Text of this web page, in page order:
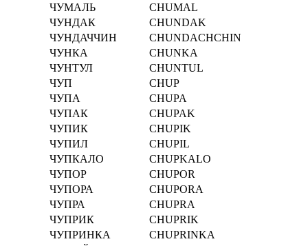
ЧУМАЛЬ
CHUMAL
ЧУНДАК
CHUNDAK
ЧУНДАЧЧИН
CHUNDACHCHIN
ЧУНКА
CHUNKA
ЧУНТУЛ
CHUNTUL
ЧУП
CHUP
ЧУПА
CHUPA
ЧУПАК
CHUPAK
ЧУПИК
CHUPIK
ЧУПИЛ
CHUPIL
ЧУПКАЛО
CHUPKALO
ЧУПОР
CHUPOR
ЧУПОРА
CHUPORA
ЧУПРА
CHUPRA
ЧУПРИК
CHUPRIK
ЧУПРИНКА
CHUPRINKA